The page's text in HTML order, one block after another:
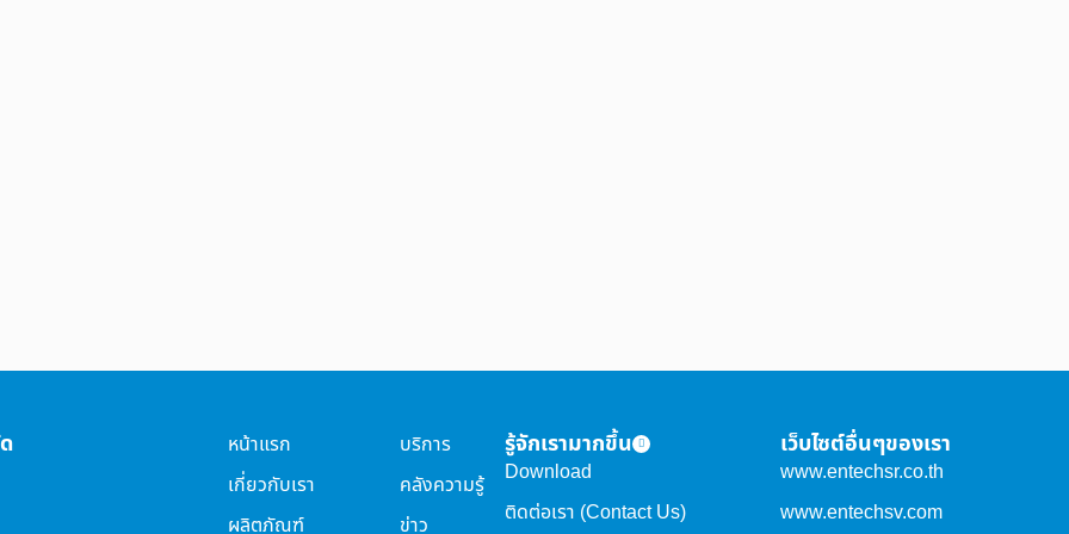
หน้าแรก
เกี่ยวกับเรา
ผลิตภัณฑ์
บริการ
คลังความรู้
ข่าว
รู้จักเรามากขึ้น
Download
ติดต่อเรา (Contact Us)
เว็บไซต์อื่นๆของเรา
www.entechsr.co.th
www.entechsv.com